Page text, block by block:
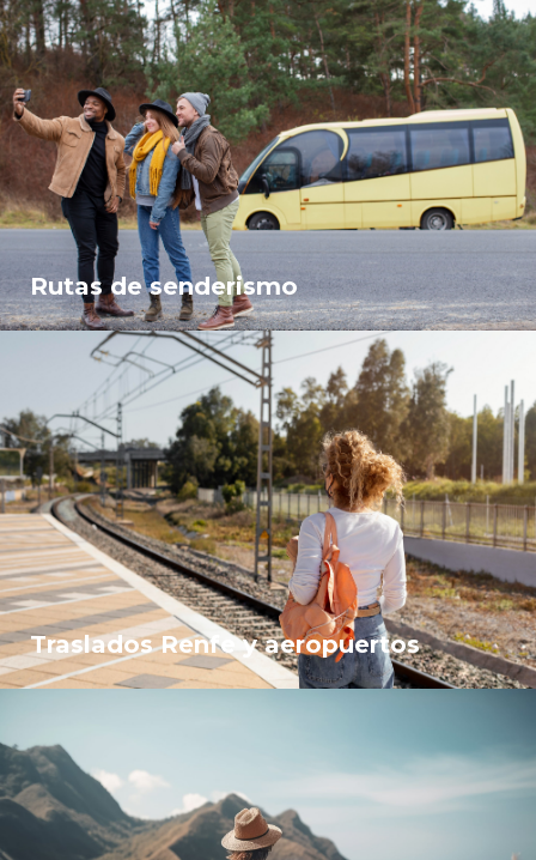
Rutas de senderismo
Traslados Renfe y aeropuertos